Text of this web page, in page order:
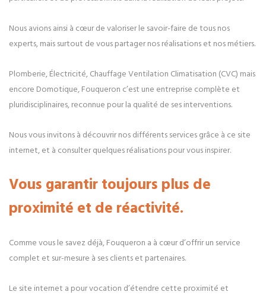
Nous avions ainsi à cœur de valoriser le savoir-faire de tous nos
experts, mais surtout de vous partager nos réalisations et nos métiers.
Plomberie, Électricité, Chauffage Ventilation Climatisation (CVC) mais
encore Domotique, Fouqueron c’est une entreprise complète et
pluridisciplinaires, reconnue pour la qualité de ses interventions.
Nous vous invitons à découvrir nos différents services grâce à ce site
internet, et à consulter quelques réalisations pour vous inspirer.
Vous garantir toujours plus de
proximité et de réactivité.
Comme vous le savez déjà, Fouqueron a à cœur d’offrir un service
complet et sur-mesure à ses clients et partenaires.
Le site internet a pour vocation d’étendre cette proximité et